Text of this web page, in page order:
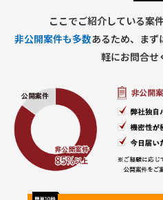
ここでご紹介している案
非公開案件も多数あるため、ま
軽にお問合せ